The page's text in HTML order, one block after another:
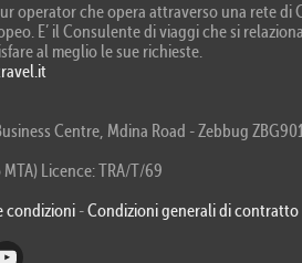
operator che opera attraverso una rete
E’ il Consulente di viaggi che si
al meglio le sue richieste.
Centre, Mdina Road - Zebbug
Licence: TRA/T/69
condizioni -Condizioni generali di contratto